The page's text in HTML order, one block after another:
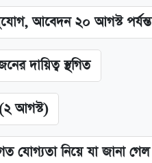
সুযোগ, আবেদন ২০ আগস্ট পর্যন্ত
দায়িত্ব স্থগিত
আগস্ট)
যোগ্যতা নিয়ে যা জানা গেল